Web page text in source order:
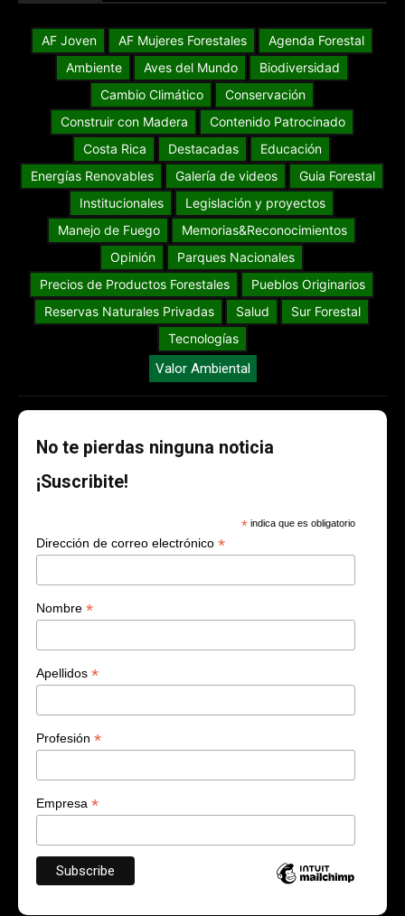
AF Joven AF Mujeres Forestales
Agenda Forestal
Ambiente
Aves del Mundo
Biodiversidad
Cambio Climático
Conservación
Construir con Madera
Contenido Patrocinado
Costa Rica
Destacadas
Educación
Energías Renovables
Galería de videos
Guia Forestal
Institucionales
Legislación y proyectos
Manejo de Fuego
Memorias&Reconocimientos
Opinión
Parques Nacionales
Precios de Productos Forestales
Pueblos Originarios
Reservas Naturales Privadas
Salud
Sur Forestal
Tecnologías
Valor Ambiental
No te pierdas ninguna noticia
¡Suscribite!
* indica que es obligatorio
Dirección de correo electrónico *
Nombre *
Apellidos *
Profesión *
Empresa *